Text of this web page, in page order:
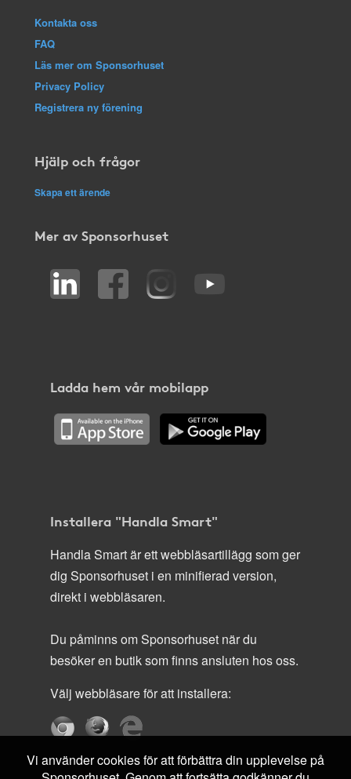
Kontakta oss
FAQ
Läs mer om Sponsorhuset
Privacy Policy
Registrera ny förening
Hjälp och frågor
Skapa ett ärende
Mer av Sponsorhuset
Ladda hem vår mobilapp
Installera "Handla Smart"
Handla Smart är ett webbläsartillägg som ger
dig Sponsorhuset i en minifierad version,
direkt i webbläsaren.
Du påminns om Sponsorhuset när du
besöker en butik som finns ansluten hos oss.
Välj webbläsare för att installera:
Vi använder cookies för att förbättra din upplevelse på